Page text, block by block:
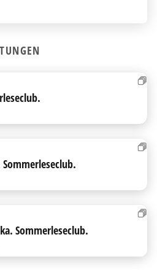
Sommerleseclub.
Sommerleseclub.